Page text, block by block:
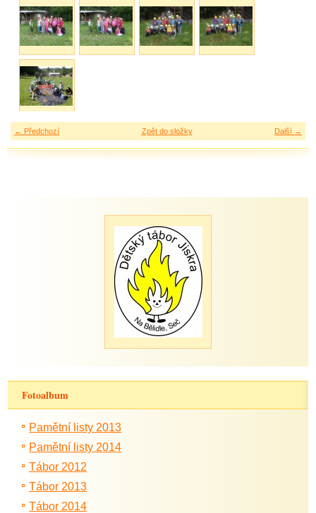
← Předchozí Další →
Zpět do složky
Fotoalbum
Pamětní listy 2013
Pamětní listy 2014
Tábor 2012
Tábor 2013
Tábor 2014